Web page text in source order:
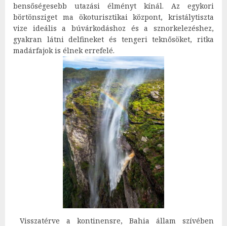
bensőségesebb utazási élményt kínál. Az egykori
börtönsziget ma ökoturisztikai központ, kristálytiszta
vize ideális a búvárkodáshoz és a sznorkelezéshez,
gyakran látni delfineket és tengeri teknősöket, ritka
madárfajok is élnek errefelé.
Visszatérve a kontinensre, Bahia állam szívében